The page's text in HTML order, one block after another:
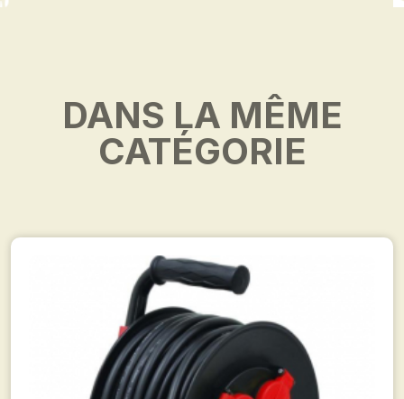
DANS LA MÊME
CATÉGORIE